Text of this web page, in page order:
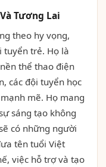
Tương Lai
theo hy vọng,
tuyển trẻ. Họ là
thể thao điện
các đội tuyển học
mẽ. Họ mang
sáng tạo không
có những người
tên tuổi Việt
việc hỗ trợ và tạo